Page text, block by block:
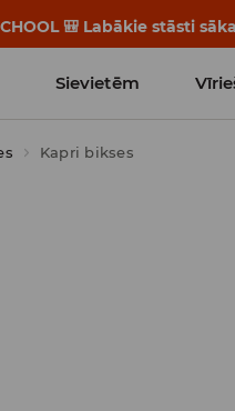
🎒 Labākie stāsti
Sievietēm
Kapri bikses